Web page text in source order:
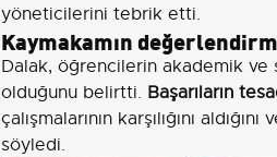
yöneticilerini tebrik etti.
Kaymakamın
Dalak, öğrencilerin akademik ve
olduğunu belirtti. Başarıların
çalışmalarının karşılığını
söyledi.